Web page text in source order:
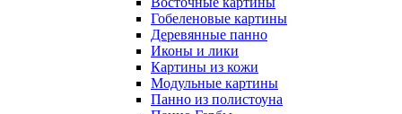
Гобеленовые картины
Деревянные панно
Иконы и лики
Картины из кожи
Модульные картины
Панно из полистоуна